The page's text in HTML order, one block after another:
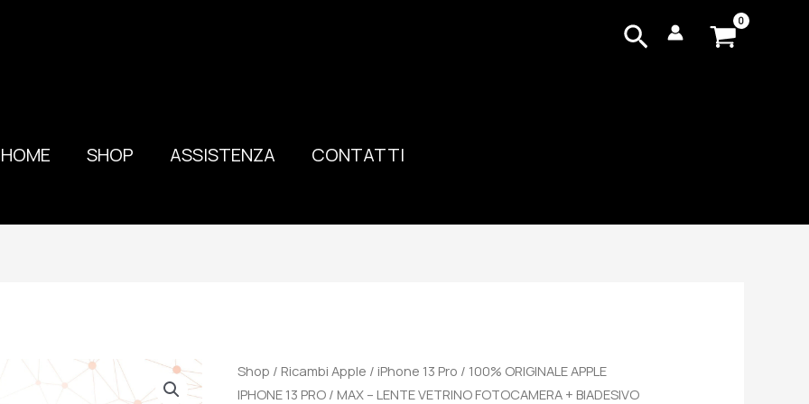
Cerca
HOME SHOP ASSISTENZA CONTATTI
Shop / Ricambi Apple / iPhone 13 Pro / 100% ORIGINALE APPLE
IPHONE 13 PRO / MAX – LENTE VETRINO FOTOCAMERA + BIADESIVO
100%
ORIGINALE